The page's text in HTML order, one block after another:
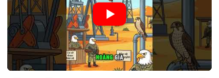
🎥 Xem video trực tiếp tại:
Nguồn: Cú Thông Thái